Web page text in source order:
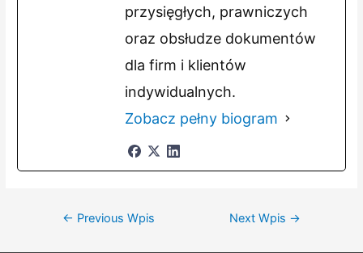
przysięgłych, prawniczych
oraz obsłudze dokumentów
dla firm i klientów
indywidualnych.
Zobacz pełny biogram
Nawigacja
← Previous Wpis Next Wpis →